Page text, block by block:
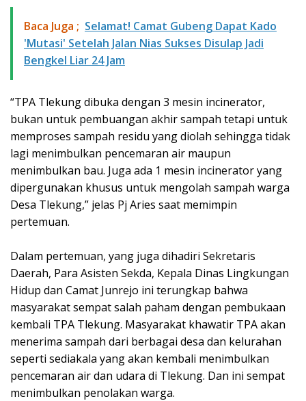
Baca Juga ; Selamat! Camat Gubeng Dapat Kado
'Mutasi' Setelah Jalan Nias Sukses Disulap Jadi
Bengkel Liar 24 Jam
“TPA Tlekung dibuka dengan 3 mesin incinerator,
bukan untuk pembuangan akhir sampah tetapi untuk
memproses sampah residu yang diolah sehingga tidak
lagi menimbulkan pencemaran air maupun
menimbulkan bau. Juga ada 1 mesin incinerator yang
dipergunakan khusus untuk mengolah sampah warga
Desa Tlekung,” jelas Pj Aries saat memimpin
pertemuan.
Dalam pertemuan, yang juga dihadiri Sekretaris
Daerah, Para Asisten Sekda, Kepala Dinas Lingkungan
Hidup dan Camat Junrejo ini terungkap bahwa
masyarakat sempat salah paham dengan pembukaan
kembali TPA Tlekung. Masyarakat khawatir TPA akan
menerima sampah dari berbagai desa dan kelurahan
seperti sediakala yang akan kembali menimbulkan
pencemaran air dan udara di Tlekung. Dan ini sempat
menimbulkan penolakan warga.